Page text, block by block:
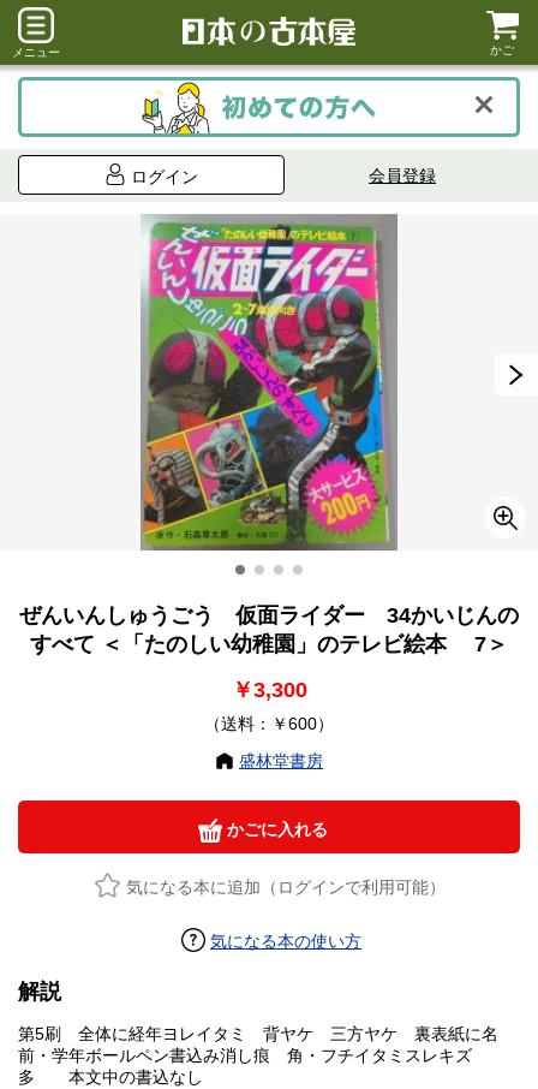
メニュー かご
ログイン 会員登録
ぜんいんしゅうごう 仮面ライダー 34かいじんの
すべて ＜「たのしい幼稚園」のテレビ絵本 7＞
￥3,300
（送料：￥600）
盛林堂書房
かごに入れる
気になる本に追加（ログインで利用可能）
気になる本の使い方
解説
第5刷 全体に経年ヨレイタミ 背ヤケ 三方ヤケ 裏表紙に名
前・学年ボールペン書込み消し痕 角・フチイタミスレキズ
多 本文中の書込なし